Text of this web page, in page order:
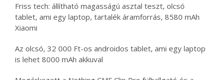
Friss tech: állítható magasságú asztal teszt, olcsó
tablet, ami egy laptop, tartalék áramforrás, 8580 mAh
Xiaomi
Az olcsó, 32 000 Ft-os androidos tablet, ami egy laptop
is lehet 8000 mAh akkuval